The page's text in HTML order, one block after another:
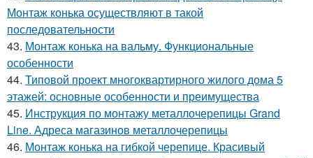
Монтаж конька осуществляют в такой
последовательности
43. Монтаж конька на вальму. Функциональные
особенности
44. Типовой проект многоквартирного жилого дома 5
этажей: основные особенности и преимущества
45. Инструкция по монтажу металлочерепицы Grand
Line. Адреса магазинов металлочерепицы
46. Монтаж конька на гибкой черепице. Красивый